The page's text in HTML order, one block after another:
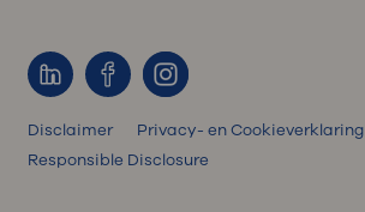
Disclaimer Privacy- en Cookieverklaring
Responsible Disclosure